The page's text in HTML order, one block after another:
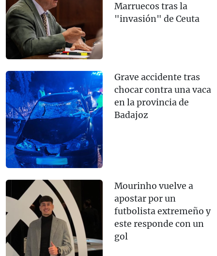
Marruecos tras la
"invasión" de Ceuta
Grave accidente tras
chocar contra una vaca
en la provincia de
Badajoz
Mourinho vuelve a
apostar por un
futbolista extremeño y
este responde con un
gol